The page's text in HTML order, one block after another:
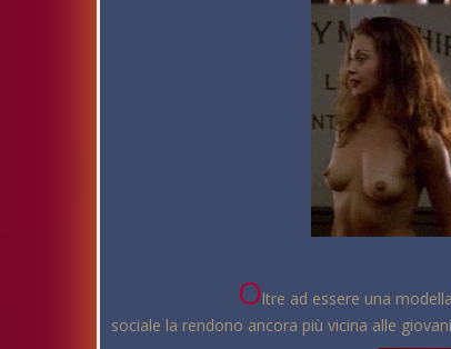
Oltre ad essere una
sociale la rendono ancora più vicina alle